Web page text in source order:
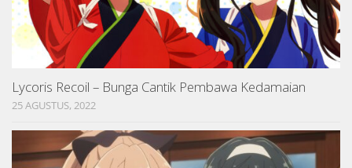
Lycoris Recoil – Bunga Cantik Pembawa Kedamaian
25 AGUSTUS, 2022